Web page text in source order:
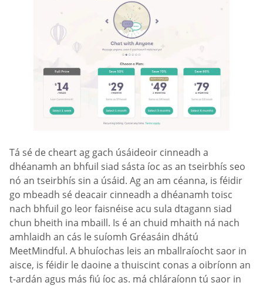
Tá sé de cheart ag gach úsáideoir cinneadh a
dhéanamh an bhfuil siad sásta íoc as an tseirbhís seo
nó an tseirbhís sin a úsáid. Ag an am céanna, is féidir
go mbeadh sé deacair cinneadh a dhéanamh toisc
nach bhfuil go leor faisnéise acu sula dtagann siad
chun bheith ina mbaill. Is é an chuid mhaith ná nach
amhlaidh an cás le suíomh Gréasáin dhátú
MeetMindful. A bhuíochas leis an mballraíocht saor in
aisce, is féidir le daoine a thuiscint conas a oibríonn an
t-ardán agus más fiú íoc as. má chláraíonn tú saor in